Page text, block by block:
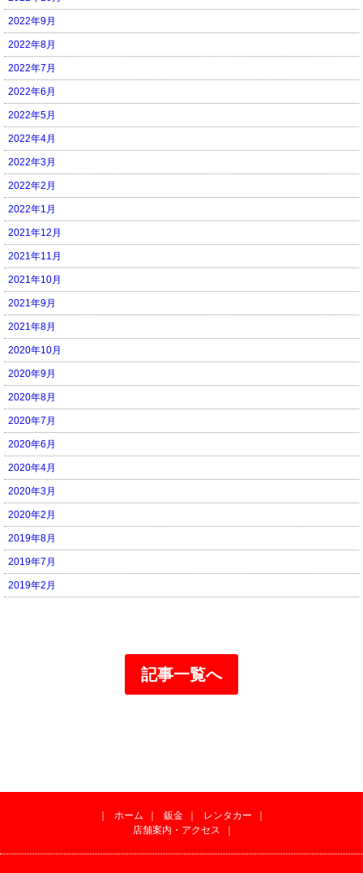
2022年9月
2022年8月
2022年7月
2022年6月
2022年5月
2022年4月
2022年3月
2022年2月
2022年1月
2021年12月
2021年11月
2021年10月
2021年9月
2021年8月
2020年10月
2020年9月
2020年8月
2020年7月
2020年6月
2020年4月
2020年3月
2020年2月
2019年8月
2019年7月
2019年2月
記事一覧へ
｜ ホーム ｜ 鈑金 ｜ レンタカー
｜
店舗案内・アクセス
｜